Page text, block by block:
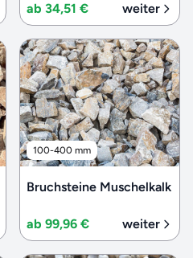
ab 34,51 € weiter
100-400 mm
Bruchsteine Muschelkalk
ab 99,96 € weiter